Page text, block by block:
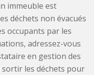
immeuble est
déchets non évacués
occupants par les
adressez-vous
en gestion des
les déchets pour